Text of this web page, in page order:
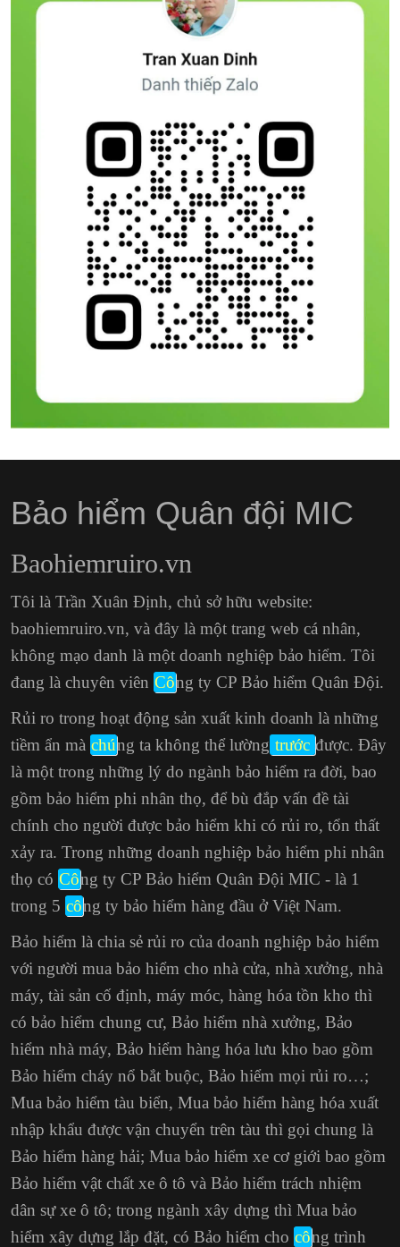
Bảo hiểm Quân đội MIC
Baohiemruiro.vn
Tôi là Trần Xuân Định, chủ sở hữu website:
baohiemruiro.vn, và đây là một trang web cá nhân,
không mạo danh là một doanh nghiệp bảo hiểm. Tôi
đang là chuyên viên Công ty CP Bảo hiểm Quân Đội.
Rủi ro trong hoạt động sản xuất kinh doanh là những
tiềm ẩn mà chúng ta không thể lường trước được. Đây
là một trong những lý do ngành bảo hiểm ra đời, bao
gồm bảo hiểm phi nhân thọ, để bù đắp vấn đề tài
chính cho người được bảo hiểm khi có rủi ro, tổn thất
xảy ra. Trong những doanh nghiệp bảo hiểm phi nhân
thọ có Công ty CP Bảo hiểm Quân Đội MIC - là 1
trong 5 công ty bảo hiểm hàng đầu ở Việt Nam.
Bảo hiểm là chia sẻ rủi ro của doanh nghiệp bảo hiểm
với người mua bảo hiểm cho nhà cửa, nhà xưởng, nhà
máy, tài sản cố định, máy móc, hàng hóa tồn kho thì
có bảo hiểm chung cư, Bảo hiểm nhà xưởng, Bảo
hiểm nhà máy, Bảo hiểm hàng hóa lưu kho bao gồm
Bảo hiểm cháy nổ bắt buộc, Bảo hiểm mọi rủi ro…;
Mua bảo hiểm tàu biển, Mua bảo hiểm hàng hóa xuất
nhập khẩu được vận chuyển trên tàu thì gọi chung là
Bảo hiểm hàng hải; Mua bảo hiểm xe cơ giới bao gồm
Bảo hiểm vật chất xe ô tô và Bảo hiểm trách nhiệm
dân sự xe ô tô; trong ngành xây dựng thì Mua bảo
hiểm xây dựng lắp đặt, có Bảo hiểm cho công trình